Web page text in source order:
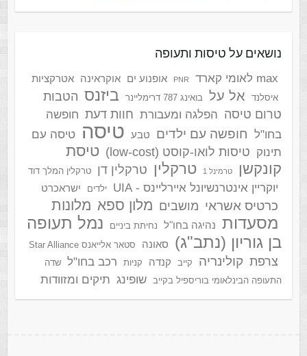
נושאים על טיסות ותעופה
max לאומי קארד PNR אופנוע ים אוקראינה אטרקציות
איסלנד אל על בואינג 787 דרימליינר ביזנס הטבות
טרום טיסה
הפלגה ומעבורת חוות דעת חופשה
בחו"ל
חופשה עם ילדים טבע טיסה
טיסה עם
תינוק
טיסות לואו-קוסט (low-cost)
טיסת
קונקשן
טרמינל 1 טרקלין טרקלין דן טרקלין המלך דוד
יוקריין אינטרנשיונל איירליינס - UIA ילדים ישראכרט
כרטיס אשראי מושבים מלון ספא מלונות
מסעדות נהיגה בחו"ל נחיתת ביניים
נמל תעופה
בן גוריון (נתב"ג)
סאונה סטאר אלייאנס Star Alliance
צרפת קולינריה קייב קנדה קניות רכב בחו"ל
שדה
התעופה הבינלאומי בוריספיל בקייב
שופינג תיקים ומזוודות